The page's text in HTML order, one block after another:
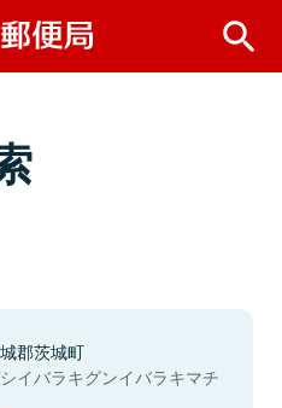
郡茨城町
イバラキグンイバラキマチ